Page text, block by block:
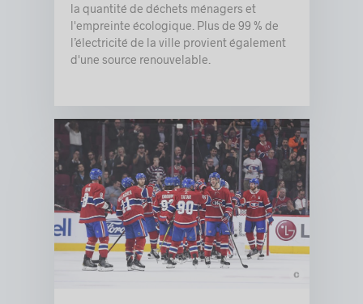
la quantité de déchets ménagers et
l'empreinte écologique. Plus de 99 % de
l’électricité de la ville provient également
d'une source renouvelable.
c